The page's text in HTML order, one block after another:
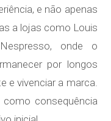
e não apenas
a lojas como Louis
onde o
por longos
e vivenciar a marca.
consequência